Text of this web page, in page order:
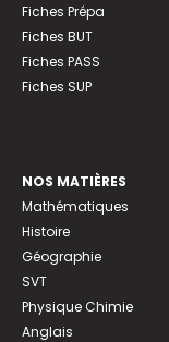
Fiches Prépa
Fiches BUT
Fiches PASS
Fiches SUP
NOS MATIÈRES
Mathématiques
Histoire
Géographie
SVT
Physique Chimie
Anglais